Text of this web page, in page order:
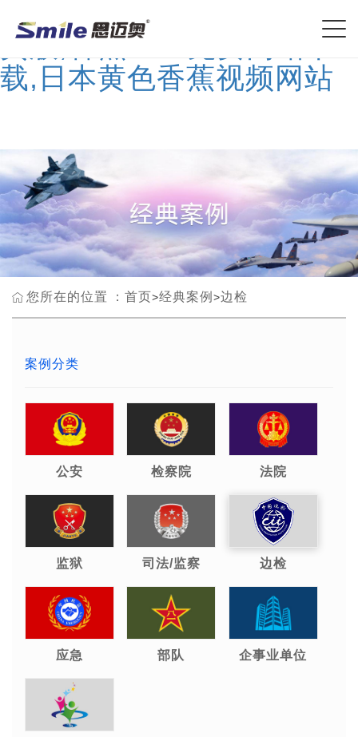
香蕉在线播放,香蕉视频网
页版,香蕉APP免费网站下
载,日本黄色香蕉视频网站
您所在的位置： 首页>经典案例 >边检
案例分类
公安 检察院 法院
监狱 司法/监察 边检
应急 部队 企事业单位